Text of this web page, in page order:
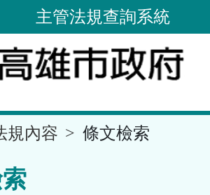
主管法規查詢系統
規內容 條文檢索